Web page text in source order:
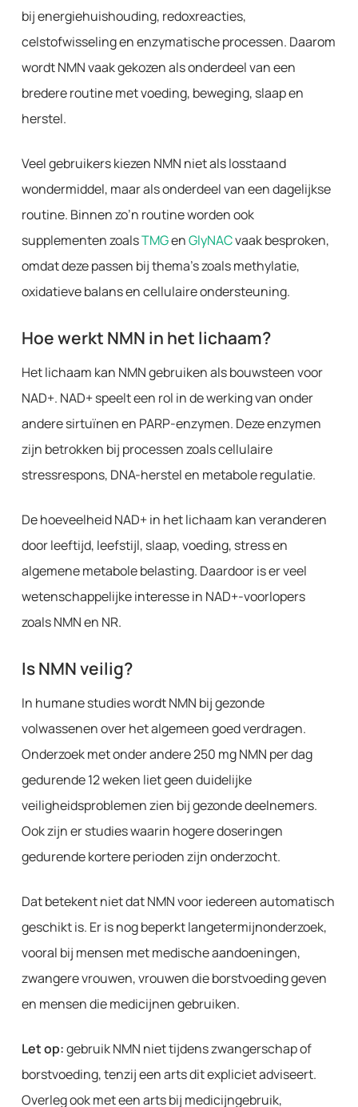
bij energiehuishouding, redoxreacties,
celstofwisseling en enzymatische processen. Daarom
wordt NMN vaak gekozen als onderdeel van een
bredere routine met voeding, beweging, slaap en
herstel.
Veel gebruikers kiezen NMN niet als losstaand
wondermiddel, maar als onderdeel van een dagelijkse
routine. Binnen zo’n routine worden ook
supplementen zoalsTMGenGlyNACvaak besproken,
omdat deze passen bij thema’s zoals methylatie,
oxidatieve balans en cellulaire ondersteuning.
Hoe werkt NMN in het lichaam?
Het lichaam kan NMN gebruiken als bouwsteen voor
NAD+. NAD+ speelt een rol in de werking van onder
andere sirtuïnen en PARP-enzymen. Deze enzymen
zijn betrokken bij processen zoals cellulaire
stressrespons, DNA-herstel en metabole regulatie.
De hoeveelheid NAD+ in het lichaam kan veranderen
door leeftijd, leefstijl, slaap, voeding, stress en
algemene metabole belasting. Daardoor is er veel
wetenschappelijke interesse in NAD+-voorlopers
zoals NMN en NR.
Is NMN veilig?
In humane studies wordt NMN bij gezonde
volwassenen over het algemeen goed verdragen.
Onderzoek met onder andere 250 mg NMN per dag
gedurende 12 weken liet geen duidelijke
veiligheidsproblemen zien bij gezonde deelnemers.
Ook zijn er studies waarin hogere doseringen
gedurende kortere perioden zijn onderzocht.
Dat betekent niet dat NMN voor iedereen automatisch
geschikt is. Er is nog beperkt langetermijnonderzoek,
vooral bij mensen met medische aandoeningen,
zwangere vrouwen, vrouwen die borstvoeding geven
en mensen die medicijnen gebruiken.
Let op:gebruik NMN niet tijdens zwangerschap of
borstvoeding, tenzij een arts dit expliciet adviseert.
Overleg ook met een arts bij medicijngebruik,